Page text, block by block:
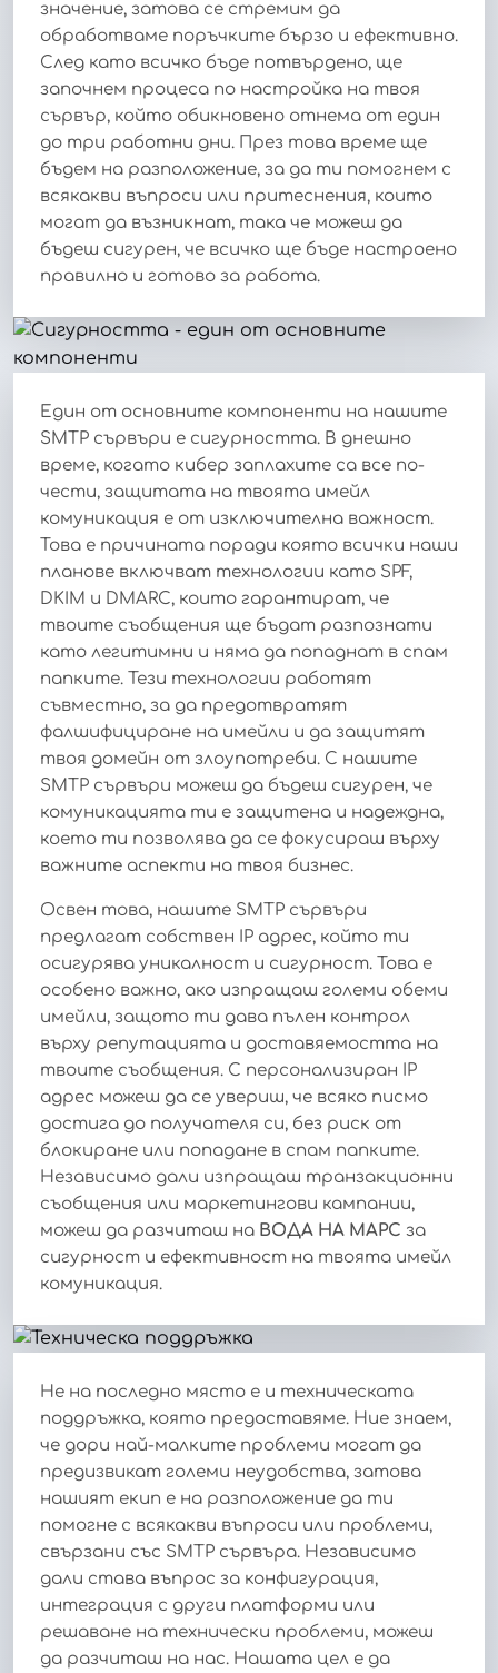
значение, затова се стремим да
обработваме поръчките бързо и ефективно.
След като всичко бъде потвърдено, ще
започнем процеса по настройка на твоя
сървър, който обикновено отнема от един
до три работни дни. През това време ще
бъдем на разположение, за да ти помогнем с
всякакви въпроси или притеснения, които
могат да възникнат, така че можеш да
бъдеш сигурен, че всичко ще бъде настроено
правилно и готово за работа.
Един от основните компоненти на нашите
SMTP сървъри е сигурността. В днешно
време, когато кибер заплахите са все по-
чести, защитата на твоята имейл
комуникация е от изключителна важност.
Това е причината поради която всички наши
планове включват технологии като SPF,
DKIM и DMARC, които гарантират, че
твоите съобщения ще бъдат разпознати
като легитимни и няма да попаднат в спам
папките. Тези технологии работят
съвместно, за да предотвратят
фалшифициране на имейли и да защитят
твоя домейн от злоупотреби. С нашите
SMTP сървъри можеш да бъдеш сигурен, че
комуникацията ти е защитена и надеждна,
което ти позволява да се фокусираш върху
важните аспекти на твоя бизнес.
Освен това, нашите SMTP сървъри
предлагат собствен IP адрес, който ти
осигурява уникалност и сигурност. Това е
особено важно, ако изпращаш големи обеми
имейли, защото ти дава пълен контрол
върху репутацията и доставяемостта на
твоите съобщения. С персонализиран IP
адрес можеш да се увериш, че всяко писмо
достига до получателя си, без риск от
блокиране или попадане в спам папките.
Независимо дали изпращаш транзакционни
съобщения или маркетингови кампании,
можеш да разчиташ на ВОДА НА МАРС за
сигурност и ефективност на твоята имейл
комуникация.
Не на последно място е и техническата
поддръжка, която предоставяме. Ние знаем,
че дори най-малките проблеми могат да
предизвикат големи неудобства, затова
нашият екип е на разположение да ти
помогне с всякакви въпроси или проблеми,
свързани със SMTP сървъра. Независимо
дали става въпрос за конфигурация,
интеграция с други платформи или
решаване на технически проблеми, можеш
да разчиташ на нас. Нашата цел е да